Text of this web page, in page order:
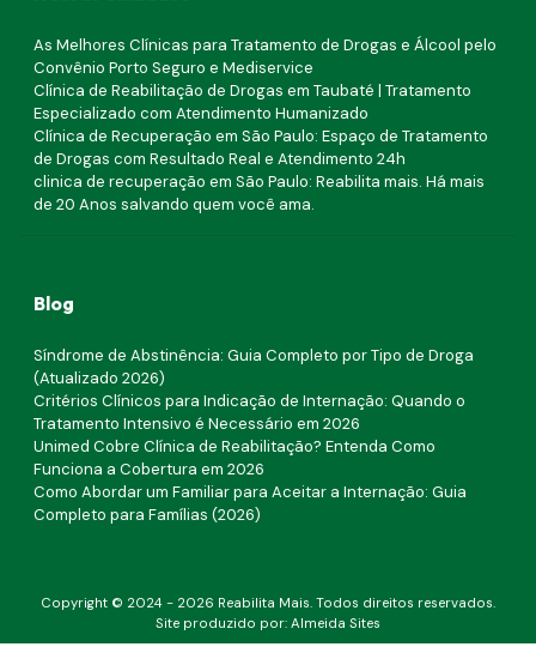
As Melhores Clínicas para Tratamento de Drogas e Álcool pelo
Convênio Porto Seguro e Mediservice
Clínica de Reabilitação de Drogas em Taubaté | Tratamento
Especializado com Atendimento Humanizado
Clínica de Recuperação em São Paulo: Espaço de Tratamento
de Drogas com Resultado Real e Atendimento 24h
clinica de recuperação em São Paulo: Reabilita mais. Há mais
de 20 Anos salvando quem você ama.
Blog
Síndrome de Abstinência: Guia Completo por Tipo de Droga
(Atualizado 2026)
Critérios Clínicos para Indicação de Internação: Quando o
Tratamento Intensivo é Necessário em 2026
Unimed Cobre Clínica de Reabilitação? Entenda Como
Funciona a Cobertura em 2026
Como Abordar um Familiar para Aceitar a Internação: Guia
Completo para Famílias (2026)
Copyright © 2024 - 2026 Reabilita Mais. Todos direitos reservados.
Site produzido por: Almeida Sites